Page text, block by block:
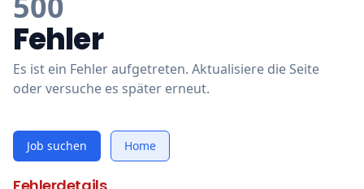
Fehler
Es ist ein Fehler aufgetreten. Aktualisiere die Seite
oder versuche es später erneut.
Job suchen Home